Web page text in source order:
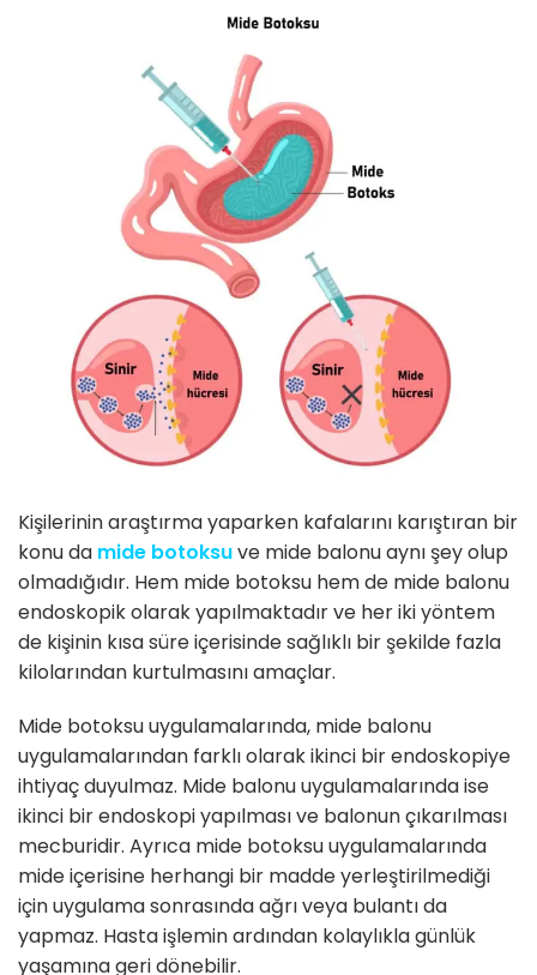
Kişilerinin araştırma yaparken kafalarını karıştıran bir
konu da mide botoksuve mide balonu aynı şey olup
olmadığıdır. Hem mide botoksu hem de mide balonu
endoskopik olarak yapılmaktadır ve her iki yöntem
de kişinin kısa süre içerisinde sağlıklı bir şekilde fazla
kilolarından kurtulmasını amaçlar.
Mide botoksu uygulamalarında, mide balonu
uygulamalarından farklı olarak ikinci bir endoskopiye
ihtiyaç duyulmaz. Mide balonu uygulamalarında ise
ikinci bir endoskopi yapılması ve balonun çıkarılması
mecburidir. Ayrıca mide botoksu uygulamalarında
mide içerisine herhangi bir madde yerleştirilmediği
için uygulama sonrasında ağrı veya bulantı da
yapmaz. Hasta işlemin ardından kolaylıkla günlük
yaşamına geri dönebilir.